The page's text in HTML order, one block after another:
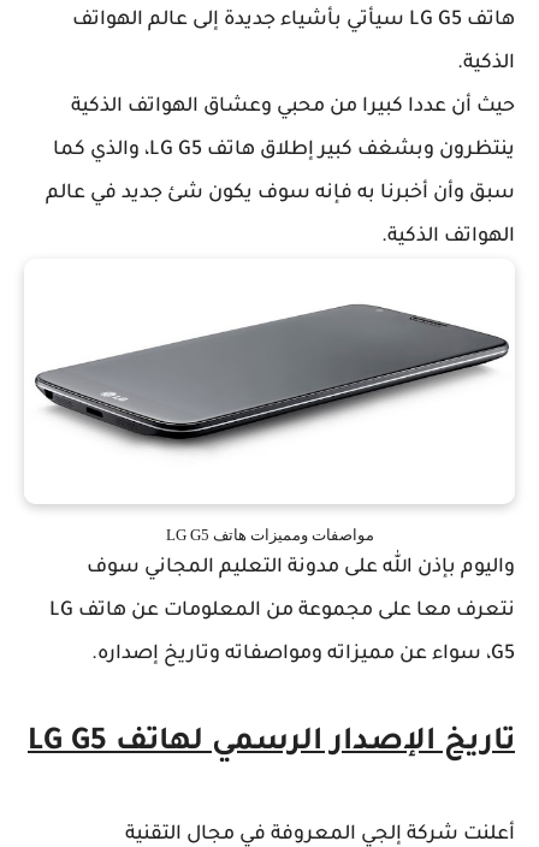
هاتف LG G5 سيأتي بأشياء جديدة إلى عالم الهواتف
الذكية.
حيث أن عددا كبيرا من محبي وعشاق الهواتف الذكية
ينتظرون وبشغف كبير إطلاق هاتف LG G5، والذي كما
سبق وأن أخبرنا به فإنه سوف يكون شئ جديد في عالم
الهواتف الذكية.
مواصفات ومميزات هاتف LG G5
واليوم بإذن الله على مدونة التعليم المجاني سوف
نتعرف معا على مجموعة من المعلومات عن هاتف LG
G5، سواء عن مميزاته ومواصفاته وتاريخ إصداره.
تاريخ الإصدار الرسمي لهاتف LG G5
أعلنت شركة إلجي المعروفة في مجال التقنية